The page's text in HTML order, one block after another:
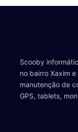
Scooby
no bairro Xaxim
manutenção de
GPS, tablets,